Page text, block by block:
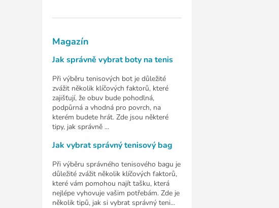
Magazín
Jak správně vybrat boty na tenis
Při výběru tenisových bot je důležité
zvážit několik klíčových faktorů, které
zajišťují, že obuv bude pohodlná,
podpůrná a vhodná pro povrch, na
kterém budete hrát. Zde jsou některé
tipy, jak správně ...
Jak vybrat správný tenisový bag
Při výběru správného tenisového bagu je
důležité zvážit několik klíčových faktorů,
které vám pomohou najít tašku, která
nejlépe vyhovuje vašim potřebám. Zde je
několik tipů, jak si vybrat správný teni...